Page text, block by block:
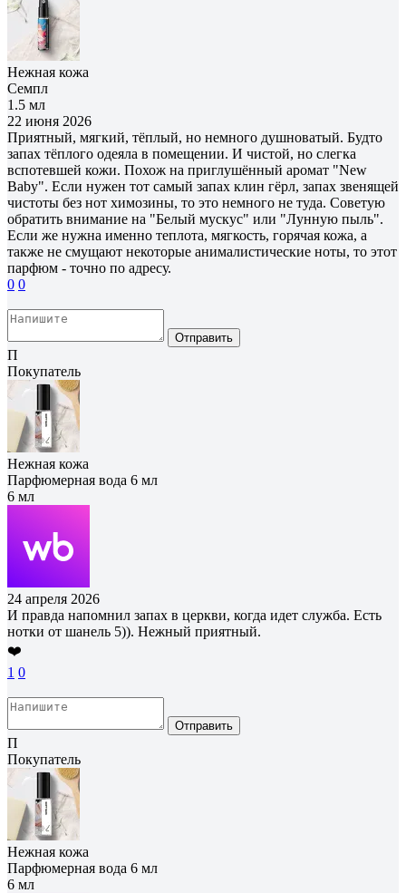
Нежная кожа
Семпл
1.5 мл
22 июня 2026
Приятный, мягкий, тёплый, но немного душноватый. Будто
запах тёплого одеяла в помещении. И чистой, но слегка
вспотевшей кожи. Похож на приглушённый аромат "New
Baby". Если нужен тот самый запах клин гёрл, запах звенящей
чистоты без нот химозины, то это немного не туда. Советую
обратить внимание на "Белый мускус" или "Лунную пыль".
Если же нужна именно теплота, мягкость, горячая кожа, а
также не смущают некоторые анималистические ноты, то этот
парфюм - точно по адресу.
0 0
Отправить
П
Покупатель
Нежная кожа
Парфюмерная вода 6 мл
6 мл
24 апреля 2026
И правда напомнил запах в церкви, когда идет служба. Есть
нотки от шанель 5)). Нежный приятный.
❤️
1 0
Отправить
П
Покупатель
Нежная кожа
Парфюмерная вода 6 мл
6 мл